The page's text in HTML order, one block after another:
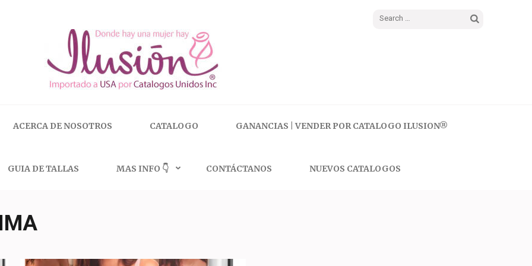
Search
ACERCA DE NOSOTROS CATALOGO GANANCIAS | VENDER POR CATALOGO ILUSION®
GUIA DE TALLAS MAS INFO 👇 CONTÁCTANOS NUEVOS CATALOGOS